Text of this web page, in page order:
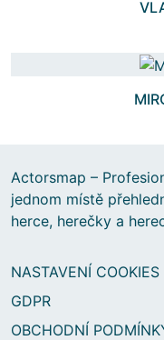
Actorsmap –
jednom místě
herce, herečky a
NASTAVENÍ COOKIES
GDPR
OBCHODNÍ